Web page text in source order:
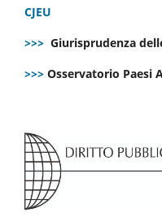
CJEU
>>> Giurisprudenza
>>> Osservatorio Paesi